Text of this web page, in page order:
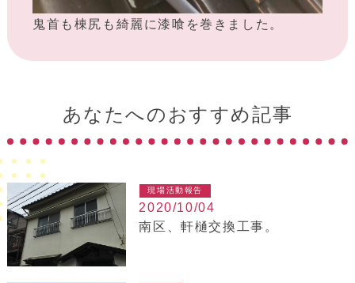
鬼首も棟尻も綺麗に漆喰を巻きました。
あなたへのおすすめ記事
現場活動報告
2020/10/04
南区、軒樋交換工事。